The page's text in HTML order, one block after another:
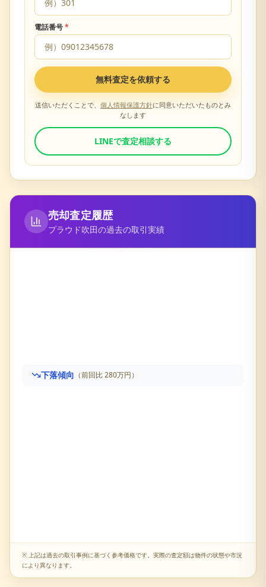
電話番号*
無料査定を依頼する
送信いただくことで、 個人情報保護方針に同意いただいたものとみ
なします
LINEで査定相談する
売却査定履歴
プラウド吹田の過去の取引実績
下落傾向 （前回比280万円）
※ 上記は過去の取引事例に基づく参考価格です。実際の査定額は物件の状態や市況
により異なります。